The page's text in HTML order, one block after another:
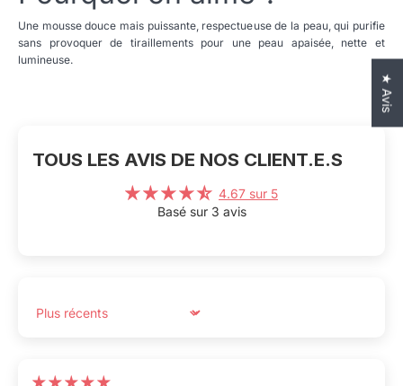
Une mousse douce mais puissante, respectueuse de la peau, qui purifie
sans provoquer de tiraillements pour une peau apaisée, nette et
lumineuse.
TOUS LES AVIS DE NOS CLIENT.E.S
4.67 sur 5
Basé sur 3 avis
Sort by
★ Avis